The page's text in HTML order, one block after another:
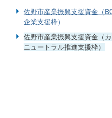
佐野市産業振興支援資金（
企業支援枠）
佐野市産業振興支援資金（
ニュートラル推進支援枠）